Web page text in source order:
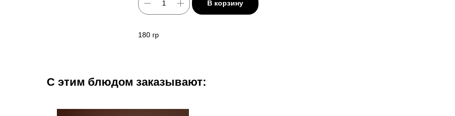
В корзину
180 гр
С этим блюдом заказывают: